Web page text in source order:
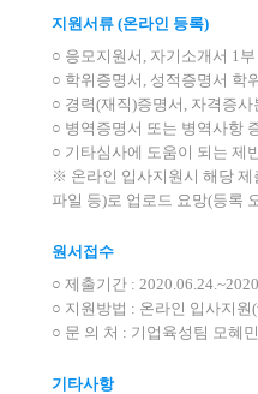
지원서류 (온라인 등록)
○ 응모지원서, 자기소개서 1부
○ 학위증명서, 성적증명서 학
○ 경력(재직)증명서, 자격증
○ 병역증명서 또는 병역사항
○ 기타심사에 도움이 되는 제
※ 온라인 입사지원시 해당 제
파일 등)로 업로드 요망(등록
원서접수
○ 제출기간 :
○ 지원방법 : 온라인 입사지원
○ 문 의 처 : 기업육성팀 모혜
기타사항